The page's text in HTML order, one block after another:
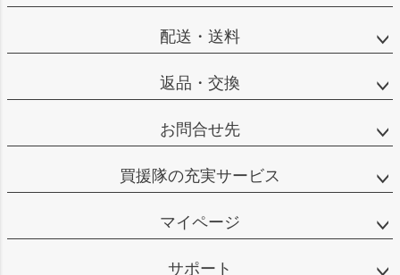
配送・送料
返品・交換
お問合せ先
買援隊の充実サービス
マイページ
サポート